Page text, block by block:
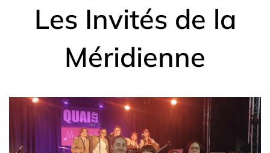
Les Invités de la
Méridienne